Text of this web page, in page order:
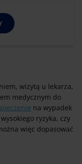
wizytą u lekarza,
medycznym do
na wypadek
ryzyka, czy
więc dopasować